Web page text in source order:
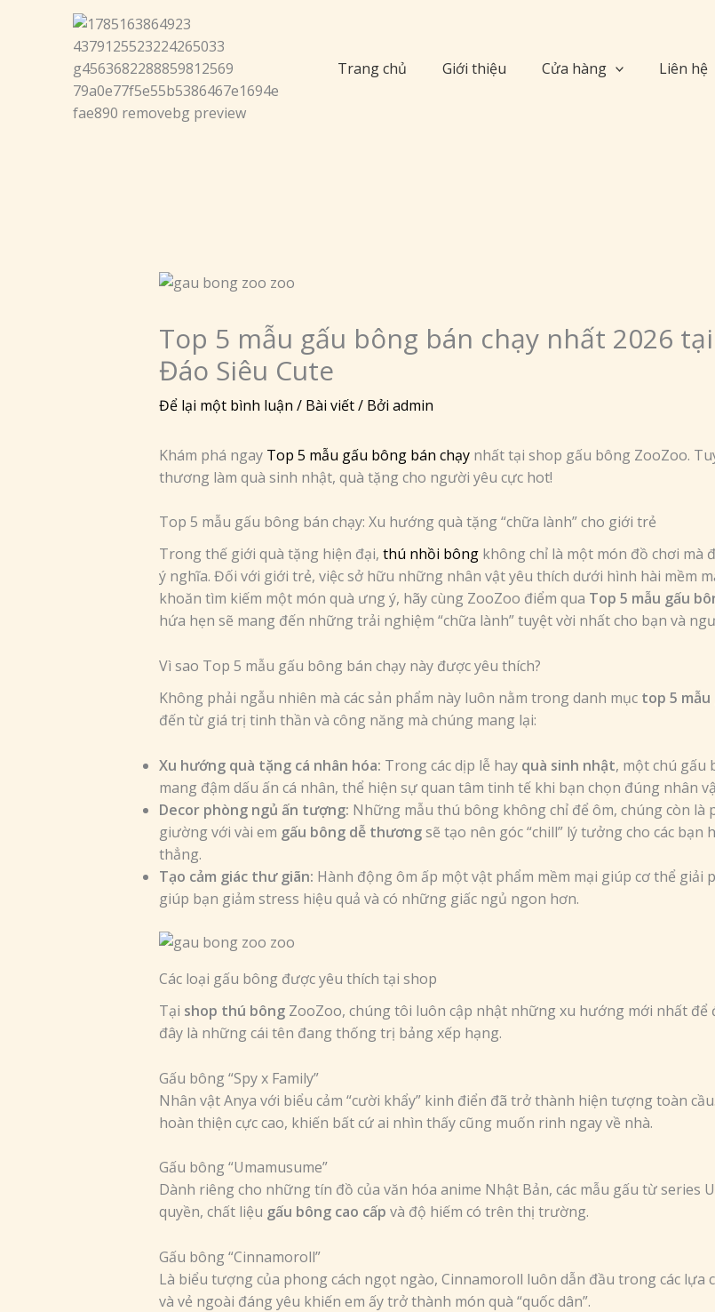
Trang chủ Giới thiệu Cửa hàng Liên hệ
Top 5 mẫu gấu bông bán chạy nhất 2026
Đáo Siêu Cute
Để lại một bình luận / Bài viết/ Bởi admin
Khám phá ngay Top 5 mẫu gấu bông bán chạynhất tại shop gấu bông ZooZoo.
thương làm quà sinh nhật, quà tặng cho người yêu cực hot!
Top 5 mẫu gấu bông bán chạy: Xu hướng quà tặng “chữa lành” cho giới trẻ
Trong thế giới quà tặng hiện đại, thú nhồi bôngkhông chỉ là một món đồ chơi mà
ý nghĩa. Đối với giới trẻ, việc sở hữu những nhân vật yêu thích dưới hình hài mềm
khoăn tìm kiếm một món quà ưng ý, hãy cùng ZooZoo điểm qua Top 5 mẫu gấu
hứa hẹn sẽ mang đến những trải nghiệm “chữa lành” tuyệt vời nhất cho bạn và
Vì sao Top 5 mẫu gấu bông bán chạy này được yêu thích?
Không phải ngẫu nhiên mà các sản phẩm này luôn nằm trong danh mục top 5 mẫu
đến từ giá trị tinh thần và công năng mà chúng mang lại:
Xu hướng quà tặng cá nhân hóa: Trong các dịp lễ hay quà sinh nhật, một chú gấu
mang đậm dấu ấn cá nhân, thể hiện sự quan tâm tinh tế khi bạn chọn đúng nhân
Decor phòng ngủ ấn tượng: Những mẫu thú bông không chỉ để ôm, chúng còn
giường với vài em gấu bông dễ thươngsẽ tạo nên góc “chill” lý tưởng cho các
thẳng.
Tạo cảm giác thư giãn: Hành động ôm ấp một vật phẩm mềm mại giúp cơ thể
giúp bạn giảm stress hiệu quả và có những giấc ngủ ngon hơn.
Các loại gấu bông được yêu thích tại shop
Tại shop thú bôngZooZoo, chúng tôi luôn cập nhật những xu hướng mới nhất để
đây là những cái tên đang thống trị bảng xếp hạng.
Gấu bông “Spy x Family”
Nhân vật Anya với biểu cảm “cười khẩy” kinh điển đã trở thành hiện tượng toàn
hoàn thiện cực cao, khiến bất cứ ai nhìn thấy cũng muốn rinh ngay về nhà.
Gấu bông “Umamusume”
Dành riêng cho những tín đồ của văn hóa anime Nhật Bản, các mẫu gấu từ series
quyền, chất liệu gấu bông cao cấp và độ hiếm có trên thị trường.
Gấu bông “Cinnamoroll”
Là biểu tượng của phong cách ngọt ngào, Cinnamoroll luôn dẫn đầu trong các lựa
và vẻ ngoài đáng yêu khiến em ấy trở thành món quà “quốc dân”.